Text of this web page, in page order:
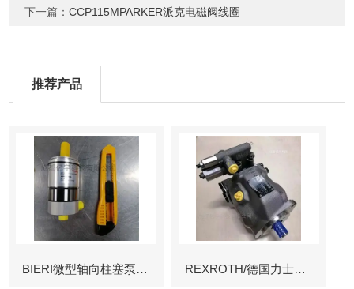
下一篇：CCP115MPARKER派克电磁阀线圈
推荐产品
BIERI微型轴向柱塞泵AKP REXROTH/德国力士乐叶片泵